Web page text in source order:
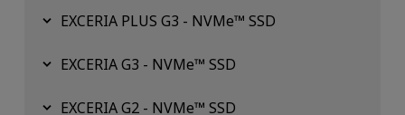
EXCERIA PLUS G3 - NVMe™ SSD
EXCERIA G3 - NVMe™ SSD
EXCERIA G2 - NVMe™ SSD